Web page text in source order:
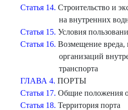
Статья 14. Строительство и
на внутренних
Статья 15. Условия
Статья 16. Возмещение вреда,
организаций
транспорта
ГЛАВА 4. ПОРТЫ
Статья 17. Общие положения
Статья 18. Территория порта